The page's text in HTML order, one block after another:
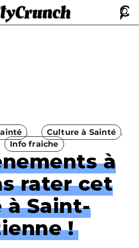
Culture à Sainté
Info fraiche
à
rater cet
à Saint-
!